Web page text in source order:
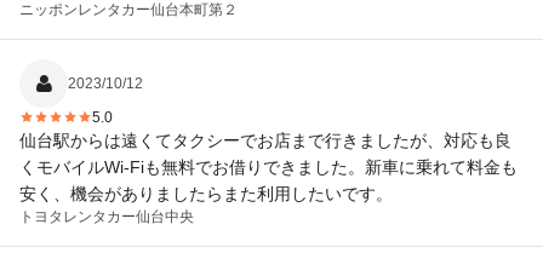
ニッポンレンタカー仙台本町第２
2023/10/12
5.0
仙台駅からは遠くてタクシーでお店まで行きましたが、対応も良
くモバイルWi-Fiも無料でお借りできました。新車に乗れて料金も
安く、機会がありましたらまた利用したいです。
トヨタレンタカー仙台中央